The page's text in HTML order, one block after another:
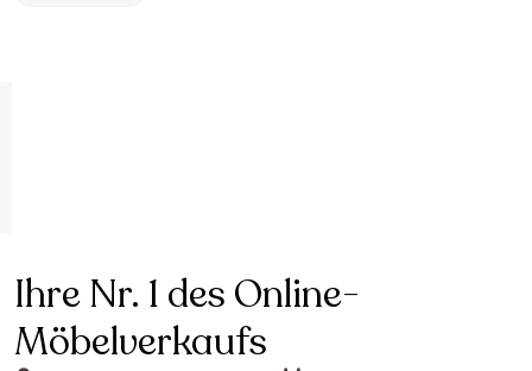
Ihre Nr. 1 des Online-
Möbelverkaufs